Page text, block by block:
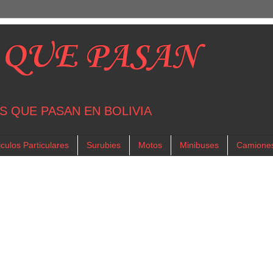
PASAN
QUE PASAN EN BOLIVIA
Particulares Surubies Motos Minibuses